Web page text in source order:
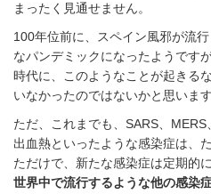
まったく見通せません。
100年位前に、スペイン風邪が流
なパンデミックになったようです
時代に、このようなことが起きる
いなかったのではないかと思います
ただ、これまでも、SARS、
出血熱といったような感染症は、
ただけで、新たな感染症は定期的
世界中で流行するような他の感染